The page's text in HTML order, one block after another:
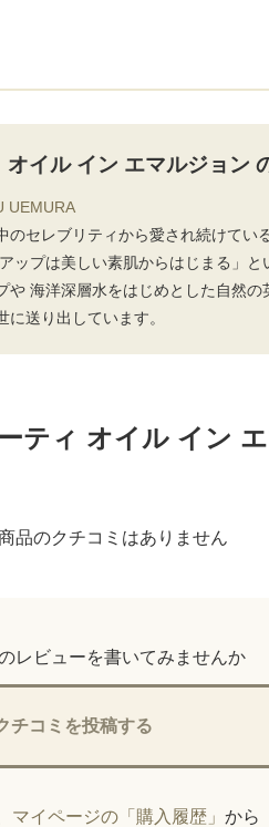
イル イン エマルジョン
UEMURA
のセレブリティから愛され続けてい
ップは美しい素肌からはじまる」
や 海洋深層水をはじめとした自然の
送り出しています。
ティ オイル イン
品のクチコミはありません
レビューを書いてみませんか
チコミを投稿する
マイページの「購入履歴」 から